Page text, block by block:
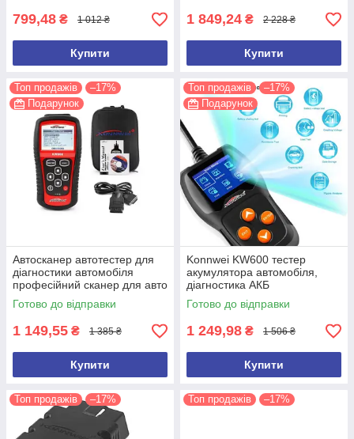
799,48 ₴ 1 012 ₴
Купити
1 849,24 ₴ 2 228 ₴
Купити
Топ продажів
–17%
Подарунок
Автосканер автотестер для
діагностики автомобіля
професійний сканер для авто
OBDII/EOBD Konnwei KW808
Готово до відправки
1 149,55 ₴ 1 385 ₴
Купити
Топ продажів
–17%
Подарунок
Konnwei KW600 тестер
акумулятора автомобіля,
діагностика АКБ
Акумуляторний тестер
Готово до відправки
1 249,98 ₴ 1 506 ₴
Купити
Топ продажів –17% Топ продажів –17%